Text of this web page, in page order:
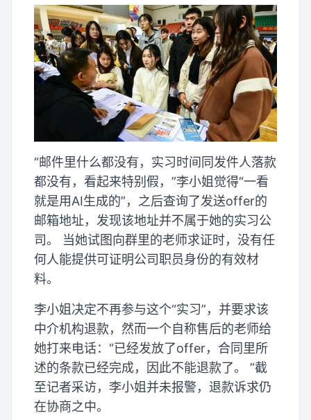
“邮件里什么都没有，实习时间同发件人落款
都没有，看起来特别假，”李小姐觉得“一看
就是用AI生成的”，之后查询了发送offer的
邮箱地址，发现该地址并不属于她的实习公
司。 当她试图向群里的老师求证时，没有任
何人能提供可证明公司职员身份的有效材
料。
李小姐决定不再参与这个“实习”，并要求该
中介机构退款，然而一个自称售后的老师给
她打来电话：“已经发放了offer，合同里所
述的条款已经完成，因此不能退款了。 ”截
至记者采访，李小姐并未报警，退款诉求仍
在协商之中。